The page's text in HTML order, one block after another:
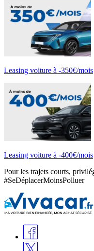
Leasing voiture à -350€/mois
Leasing voiture à -400€/mois
Pour les trajets courts,
#SeDéplacerMoinsPolluer